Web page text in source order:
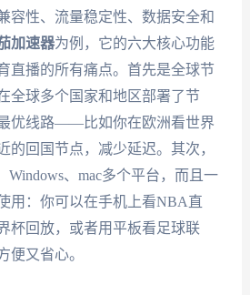
容性、流量稳定性、数据安全和
加速器为例，它的六大核心功能
直播的所有痛点。首先是全球节
全球多个国家和地区部署了节
优线路——比如你在欧洲看世界
的回国节点，减少延迟。其次，
Windows、mac多个平台，而且一
用：你可以在手机上看NBA直
杯回放，或者用平板看足球联
便又省心。